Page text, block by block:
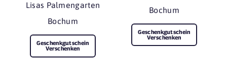
Lisas Palmengarten
Bochum
Geschenkgutschein
Verschenken
Bochum
Geschenkgutschein
Verschenken